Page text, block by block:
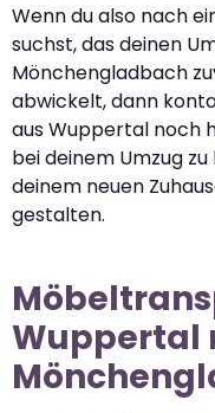
Wenn du also nach
suchst, das deinen
Mönchengladbach
abwickelt, dann
aus Wuppertal noch
bei deinem Umzug
deinem neuen
gestalten.
Wuppertal